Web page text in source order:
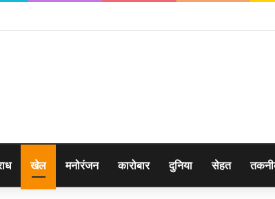
06 घंटे में दून पुलिस ने किया खुलासा
खेल मनोरंजन कारोबार दुनिया सेहत